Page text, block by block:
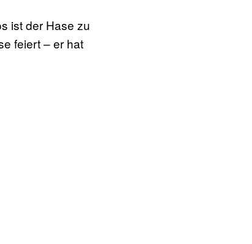
ist der Hase zu
feiert – er hat